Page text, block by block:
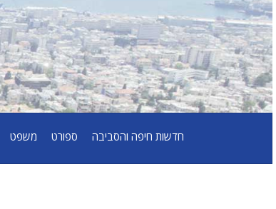
חדשות חיפה והסביבה ספורט משפט